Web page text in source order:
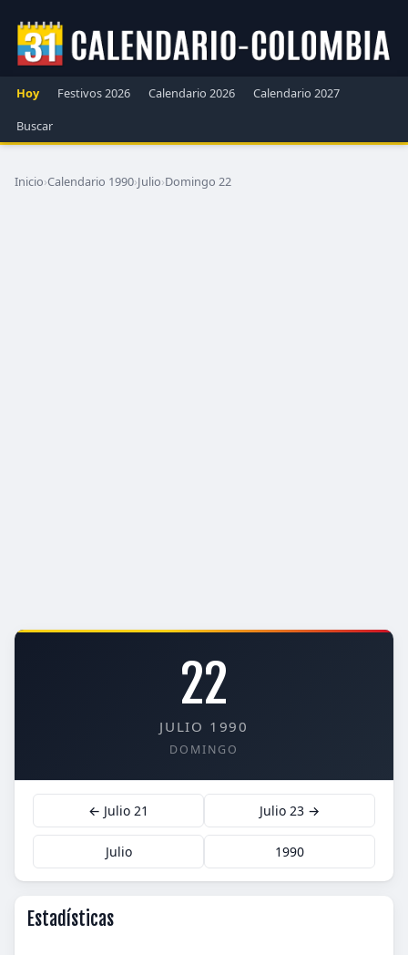
Hoy Festivos 2026 Calendario 2026
Calendario 2027
Buscar
Inicio›Calendario 1990›Julio›Domingo 22
22
JULIO 1990
DOMINGO
← Julio 21 Julio 23 →
Julio 1990
Estadísticas